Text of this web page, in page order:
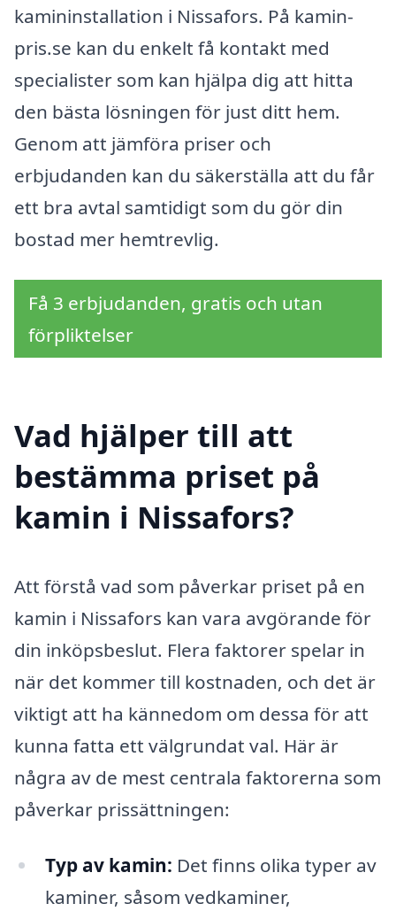
kamininstallation i Nissafors. På kamin-
pris.se kan du enkelt få kontakt med
specialister som kan hjälpa dig att hitta
den bästa lösningen för just ditt hem.
Genom att jämföra priser och
erbjudanden kan du säkerställa att du får
ett bra avtal samtidigt som du gör din
bostad mer hemtrevlig.
Få 3 erbjudanden, gratis och utan
förpliktelser
Vad hjälper till att
bestämma priset på
kamin i Nissafors?
Att förstå vad som påverkar priset på en
kamin i Nissafors kan vara avgörande för
din inköpsbeslut. Flera faktorer spelar in
när det kommer till kostnaden, och det är
viktigt att ha kännedom om dessa för att
kunna fatta ett välgrundat val. Här är
några av de mest centrala faktorerna som
påverkar prissättningen:
Typ av kamin: Det finns olika typer av
kaminer, såsom vedkaminer,